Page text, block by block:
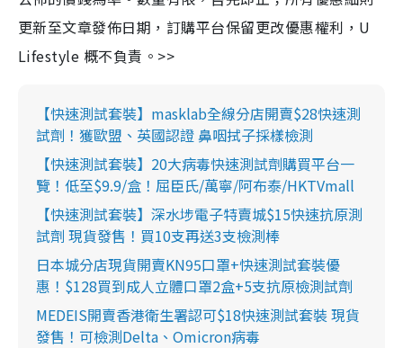
更新至文章發佈日期，訂購平台保留更改優惠權利，U
Lifestyle 概不負責。>>
【快速測試套裝】masklab全線分店開賣$28快速測
試劑！獲歐盟、英國認證 鼻咽拭子採樣檢測
【快速測試套裝】20大病毒快速測試劑購買平台一
覽！低至$9.9/盒！屈臣氏/萬寧/阿布泰/HKTVmall
【快速測試套裝】深水埗電子特賣城$15快速抗原測
試劑 現貨發售！買10支再送3支檢測棒
日本城分店現貨開賣KN95口罩+快速測試套裝優
惠！$128買到成人立體口罩2盒+5支抗原檢測試劑
MEDEIS開賣香港衛生署認可$18快速測試套裝 現貨
發售！可檢測Delta、Omicron病毒